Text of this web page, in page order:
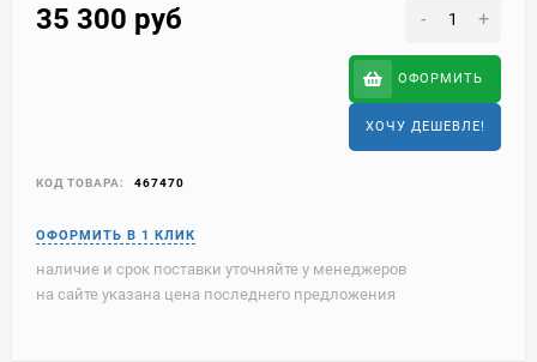
35 300 руб - +
ОФОРМИТЬ
ХОЧУ ДЕШЕВЛЕ!
КОД ТОВАРА: 467470
наличие и срок поставки уточняйте у менеджеров
на сайте указана цена последнего предложения